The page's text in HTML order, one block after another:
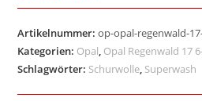
Artikelnummer:op-opal-regenwald-
Kategorien: Opal, Opal Regenwald 17
Schlagwörter: Schurwolle, Superwash